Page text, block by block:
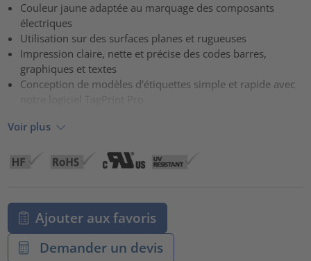
Couleur jaune adaptée au marquage des composants
électriques
Utilisation sur des surfaces planes et rugueuses
Impression claire, nette et précise des codes barres,
graphiques et textes
Conception de modèles d'étiquettes simple et rapide avec
Voir plus
Ajouter aux favoris
Demander un devis